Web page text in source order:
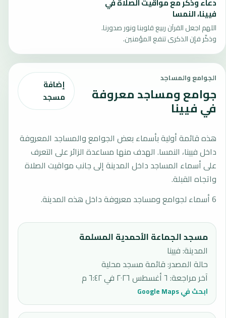
فيينا، النمسا
اللهم اجعل القرآن ربيع قلوبنا ونور صدورنا.
وذكّر فإن الذكرى تنفع المؤمنين.
الجوامع والمساجد
جوامع ومساجد معروفة
في فيينا
إضافة
مسجد
هذه قائمة أولية بأسماء بعض الجوامع والمساجد المعروفة
داخل فيينا، النمسا. الهدف منها مساعدة الزائر على التعرف
على أسماء المساجد داخل المدينة إلى جانب مواقيت الصلاة
واتجاه القبلة.
6 أسماء لجوامع ومساجد معروفة داخل هذه المدينة.
مسجد الجماعة الأحمدية المسلمة
المدينة: فيينا
حالة المصدر:قائمة مسجد محلية
آخر مراجعة: ٦ أغسطس ٢٠٢٦ في ٦:٤٢ م
ابحث في Google Maps